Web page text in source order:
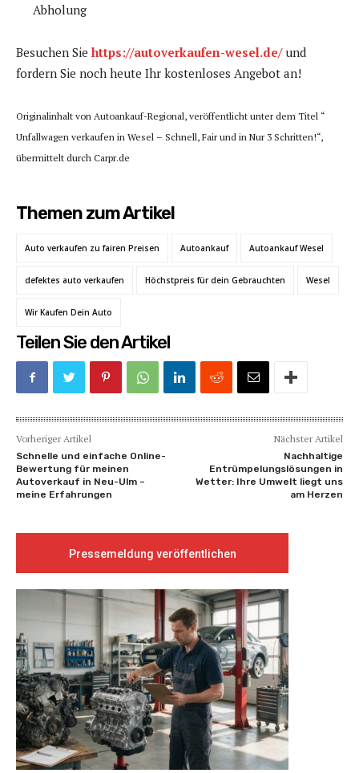
Abholung
Besuchen Sie https://autoverkaufen-wesel.de/und
fordern Sie noch heute Ihr kostenloses Angebot an!
Originalinhalt von Autoankauf-Regional, veröffentlicht unter dem Titel “
Unfallwagen verkaufen in Wesel – Schnell, Fair und in Nur 3 Schritten!“,
übermittelt durch Carpr.de
Themen zum Artikel
Auto verkaufen zu fairen Preisen Autoankauf Autoankauf Wesel
defektes auto verkaufen Höchstpreis für dein Gebrauchten Wesel
Wir Kaufen Dein Auto
Teilen Sie den Artikel
Vorheriger Artikel
Schnelle und einfache Online-
Bewertung für meinen
Autoverkauf in Neu-Ulm –
meine Erfahrungen
Nächster Artikel
Nachhaltige
Entrümpelungslösungen in
Wetter: Ihre Umwelt liegt uns
am Herzen
Pressemeldung veröffentlichen